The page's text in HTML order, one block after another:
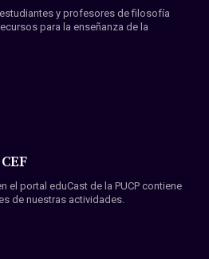
y profesores de filosofía
para la enseñanza de la
el portal eduCast de la PUCP contiene
de nuestras actividades.